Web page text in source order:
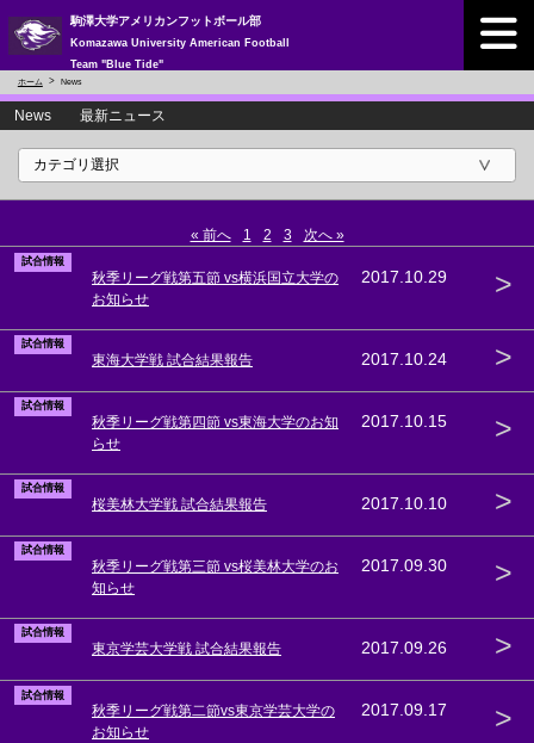
駒澤大学アメリカンフットボール部
Komazawa University American Football
Team "Blue Tide"
ホーム News
News 最新ニュース
« 前へ 1 2 3 次へ »
試合情報
秋季リーグ戦第五節 vs横浜国立大学の
お知らせ
2017.10.29 >
試合情報
東海大学戦 試合結果報告 2017.10.24 >
試合情報
秋季リーグ戦第四節 vs東海大学のお知
らせ
2017.10.15 >
試合情報
桜美林大学戦 試合結果報告 2017.10.10 >
試合情報
秋季リーグ戦第三節 vs桜美林大学のお
知らせ
2017.09.30 >
試合情報
東京学芸大学戦 試合結果報告 2017.09.26 >
試合情報
秋季リーグ戦第二節vs東京学芸大学の
お知らせ
2017.09.17 >